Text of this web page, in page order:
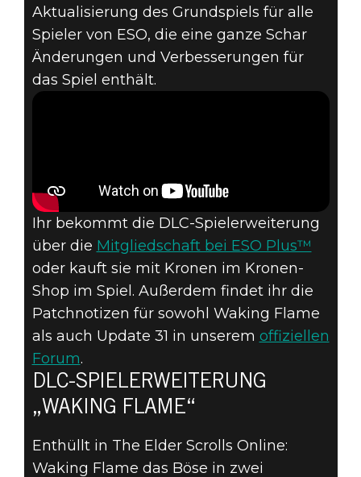
Aktualisierung des Grundspiels für alle
Spieler von ESO, die eine ganze Schar
Änderungen und Verbesserungen für
das Spiel enthält.
Ihr bekommt die DLC-Spielerweiterung
über die Mitgliedschaft bei ESO Plus™
oder kauft sie mit Kronen im Kronen-
Shop im Spiel. Außerdem findet ihr die
Patchnotizen für sowohl Waking Flame
als auch Update 31 in unserem offiziellen
Forum.
DLC-SPIELERWEITERUNG
„WAKING FLAME“
Enthüllt in The Elder Scrolls Online:
Waking Flame das Böse in zwei